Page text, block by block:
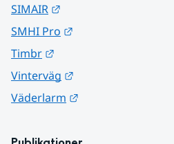
SIMAIR
SMHI Pro
Timbr
Vinterväg
Väderlarm